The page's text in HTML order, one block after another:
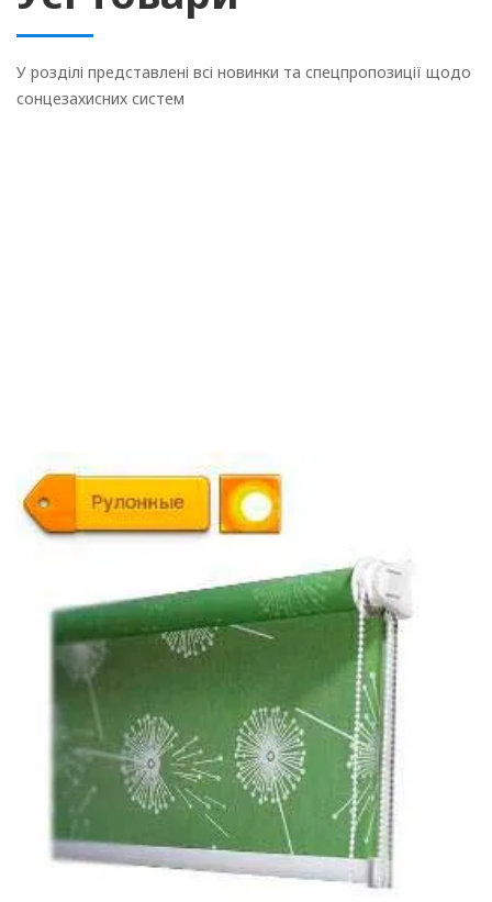
У розділі представлені всі новинки та спецпропозиції щодо
сонцезахисних систем